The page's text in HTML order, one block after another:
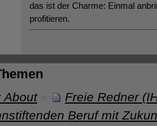
das ist der Charme: Einmal
profitieren.
About»
Freie Redner
Beruf mit